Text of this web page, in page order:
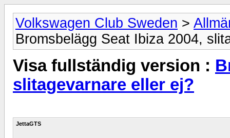
Volkswagen Club Sweden >
Bromsbelägg Seat Ibiza 2004,
Visa fullständig version :
slitagevarnare eller ej?
JettaGTS